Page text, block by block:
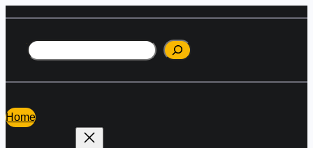
содержимому
Поиск
Home